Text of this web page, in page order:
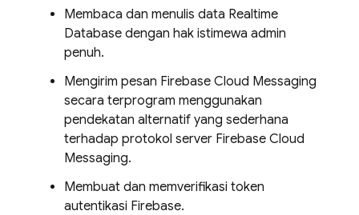
Membaca dan menulis data Realtime
Database dengan hak istimewa admin
penuh.
Mengirim pesan Firebase Cloud Messaging
secara terprogram menggunakan
pendekatan alternatif yang sederhana
terhadap protokol server Firebase Cloud
Messaging.
Membuat dan memverifikasi token
autentikasi Firebase.